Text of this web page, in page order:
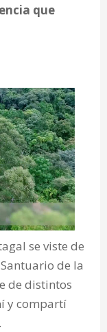
que
se viste de
de la
de distintos
y compartí